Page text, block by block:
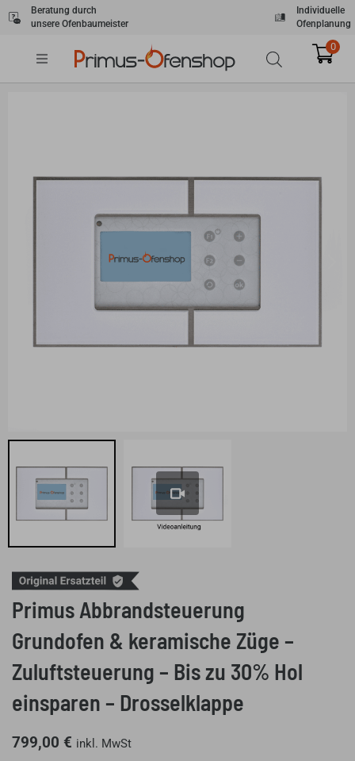
Zum
Inhalt
Beratung durch
unsere Ofenbaumeister
Individuelle
Ofenplanung
0
Play
Primus Abbrandsteuerung
Grundofen & keramische Züge –
Zuluftsteuerung – Bis zu 30% Hol
einsparen – Drosselklappe
799,00 € inkl. MwSt